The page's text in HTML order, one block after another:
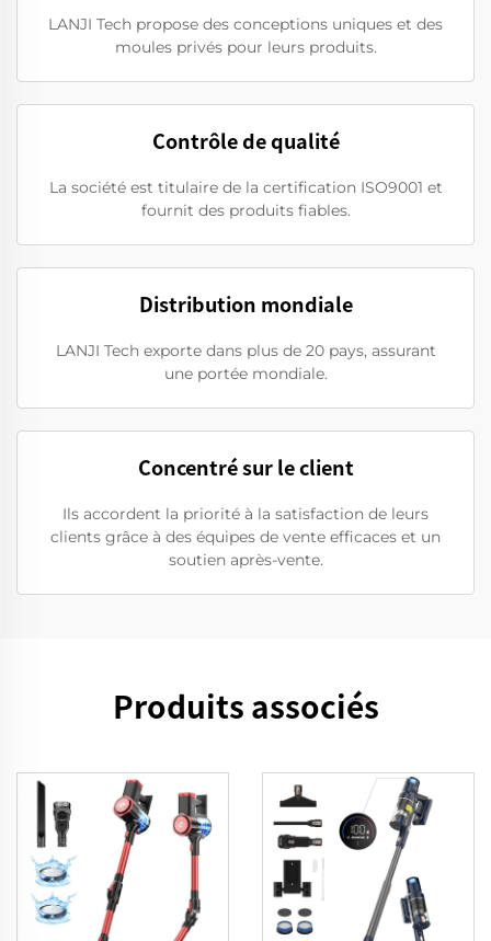
LANJI Tech propose des conceptions uniques et des
moules privés pour leurs produits.
Contrôle de qualité
La société est titulaire de la certification ISO9001 et
fournit des produits fiables.
Distribution mondiale
LANJI Tech exporte dans plus de 20 pays, assurant
une portée mondiale.
Concentré sur le client
Ils accordent la priorité à la satisfaction de leurs
clients grâce à des équipes de vente efficaces et un
soutien après-vente.
Produits associés